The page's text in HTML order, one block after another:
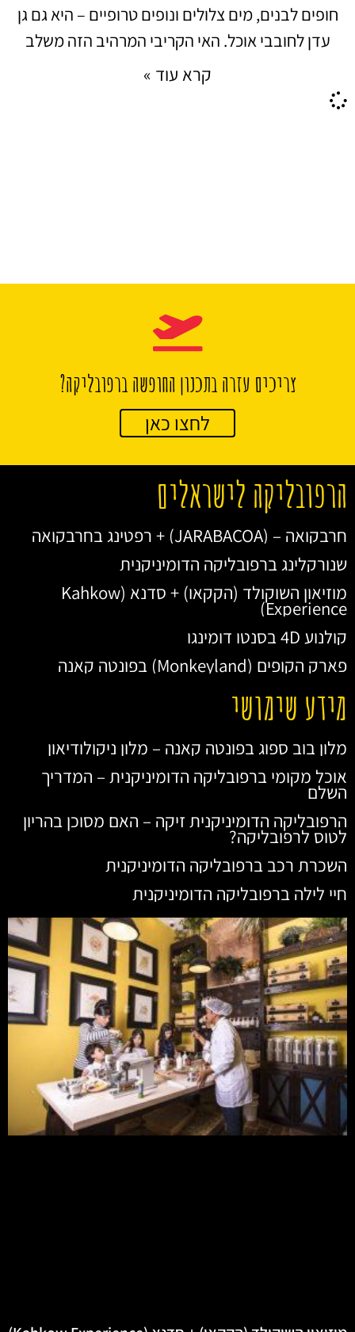
חופים לבנים, מים צלולים ונופים טרופיים – היא גם גן
עדן לחובבי אוכל. האי הקריבי המרהיב הזה משלב
קרא עוד »
צריכים עזרה בתכנון החופשה ברפובליקה?
לחצו כאן
הרפובליקה לישראלים
חרבקואה – (JARABACOA) + רפטינג בחרבקואה
שנורקלינג ברפובליקה הדומיניקנית
מוזיאון השוקולד (הקקאו) + סדנא (Kahkow
Experience)
קולנוע 4D בסנטו דומינגו
פארק הקופים (Monkeyland) בפונטה קאנה
מידע שימושי
מלון בוב ספוג בפונטה קאנה – מלון ניקולודיאון
אוכל מקומי ברפובליקה הדומיניקנית – המדריך
השלם
הרפובליקה הדומיניקנית זיקה – האם מסוכן בהריון
לטוס לרפובליקה?
השכרת רכב ברפובליקה הדומיניקנית
חיי לילה ברפובליקה הדומיניקנית